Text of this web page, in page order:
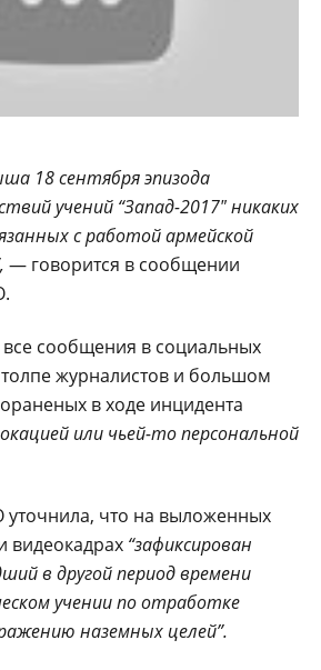
18 сентября эпизода
учений “Запад-2017″ никаких
с работой армейской
— говорится в сообщении
сообщения в социальных
толпе журналистов и большом
в ходе инцидента
или чьей-то персональной
уточнила, что на выложенных
видеокадрах “зафиксирован
в другой период времени
учении по отработке
наземных целей”.